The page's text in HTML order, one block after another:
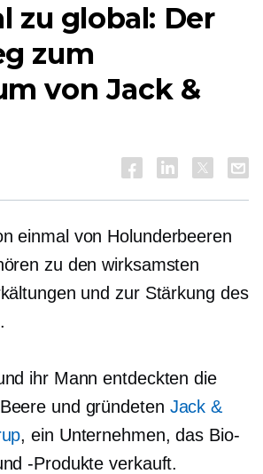
zu global: Der
zum
von Jack &
einmal von Holunderbeeren
zu den wirksamsten
und zur Stärkung des
ihr Mann entdeckten die
und gründeten Jack &
, ein Unternehmen, das Bio-
-Produkte verkauft.